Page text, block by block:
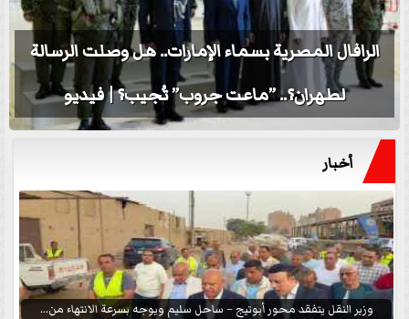
الرافال المصرية بسماء الإمارات.. هل وصلت الرسالة
لطهران؟.. ”ماعت جروب” تُجيب؟ | فيديو
أخبار
وزير النقل يتفقد محور أبوتيج – ساحل سليم ويوجه بسرعة الانتهاء من...